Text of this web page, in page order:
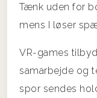
Tænk uden for
mens I løser
VR-games
samarbejde og
spor sendes